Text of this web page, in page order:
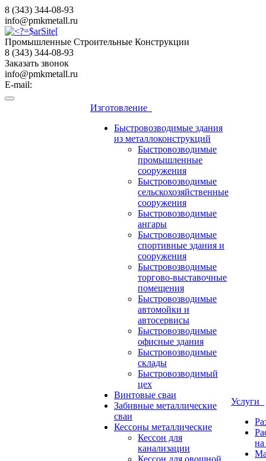
8 (343) 344-08-93
info@pmkmetall.ru
Промышленные Строительные Конструкции
8 (343) 344-08-93
Заказать звонок
info@pmkmetall.ru
E-mail:
Изготовление
Быстровозводимые здания
из металлоконструкций
Быстровозводимые
промышленные
сооружения
Быстровозводимые
сельскохозяйственные
сооружения
Быстровозводимые
ангары
Быстровозводимые
спортивные здания и
сооружения
Быстровозводимые
торгово-выставочные
помещения
Быстровозводимые
автомойки и
автосервисы
Быстровозводимые
офисные здания
Быстровозводимые
склады
Быстровозводимый
цех
Винтовые сваи
Забивные металлические
сваи
Кессоны металлические
Кессон для
канализации
Кессон для овощной
Услуги